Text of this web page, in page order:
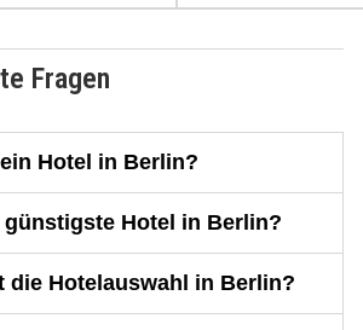
Fragen
Hotel in Berlin?
günstigste Hotel in Berlin?
die Hotelauswahl in Berlin?